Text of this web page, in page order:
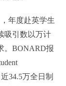
年度赴英学生
吸引数以万计
。BONARD报
34.5万全日制